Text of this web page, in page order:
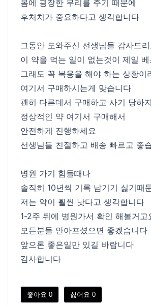
몸에 굉장한 무리를 주기 때문에
후처치가 중요하다고 생각합니다
그동안 도와주신 선생님들 감사드리
이 약을 먹는 일이 없는것이 제일
그래도 꼭 복용을 해야 하는 상황이
여기서 구매하시는게 맞습니다
괜히 다른데서 구매하고 사기 당하
정상적인 약 여기서 구매해서
안전하게 진행하세요
선생님들 친절하고 배송 빠르고 좋
병원 가기 힘들때나
솔직히 10년씩 기록 남기기 싫기때
저는 약이 훨씬 낫다고 생각합니다
1-2주 뒤에 병원가서 확인 해볼거고
모든분들 안아프셨으면 좋겠습니다
앞으론 좋은일만 있길 바랍니다
감사합니다
좋아요 0 싫어요 0